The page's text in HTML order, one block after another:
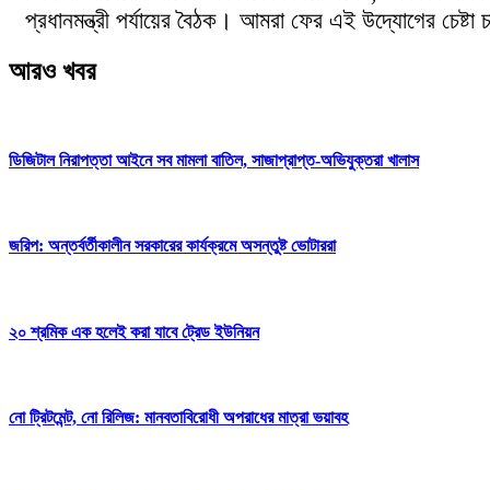
প্রধানমন্ত্রী পর্যায়ের বৈঠক। আমরা ফের এই উদ্যোগের চেষ্টা
আরও খবর
ডিজিটাল নিরাপত্তা আইনে সব মামলা বাতিল, সাজাপ্রাপ্ত-অভিযুক্তরা খালাস
জরিপ: অন্তর্বর্তীকালীন সরকারের কার্যক্রমে অসন্তুষ্ট ভোটাররা
২০ শ্রমিক এক হলেই করা যাবে ট্রেড ইউনিয়ন
নো ট্রিটমেন্ট, নো রিলিজ: মানবতাবিরোধী অপরাধের মাত্রা ভয়াবহ